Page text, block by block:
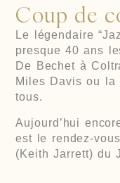
Coup de
Le légendaire
presque 40 ans
De Bechet à
Miles Davis ou
tous.
Aujourd’hui
est le rendez-
(Keith Jarrett) du